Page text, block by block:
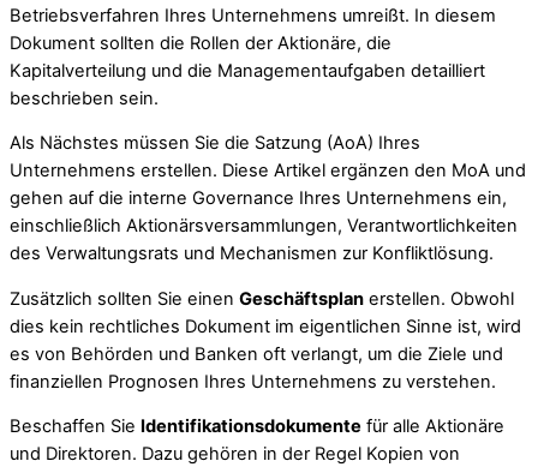
Betriebsverfahren Ihres Unternehmens umreißt. In diesem
Dokument sollten die Rollen der Aktionäre, die
Kapitalverteilung und die Managementaufgaben detailliert
beschrieben sein.
Als Nächstes müssen Sie die Satzung (AoA) Ihres
Unternehmens erstellen. Diese Artikel ergänzen den MoA und
gehen auf die interne Governance Ihres Unternehmens ein,
einschließlich Aktionärsversammlungen, Verantwortlichkeiten
des Verwaltungsrats und Mechanismen zur Konfliktlösung.
Zusätzlich sollten Sie einen Geschäftsplan erstellen. Obwohl
dies kein rechtliches Dokument im eigentlichen Sinne ist, wird
es von Behörden und Banken oft verlangt, um die Ziele und
finanziellen Prognosen Ihres Unternehmens zu verstehen.
Beschaffen Sie Identifikationsdokumente für alle Aktionäre
und Direktoren. Dazu gehören in der Regel Kopien von